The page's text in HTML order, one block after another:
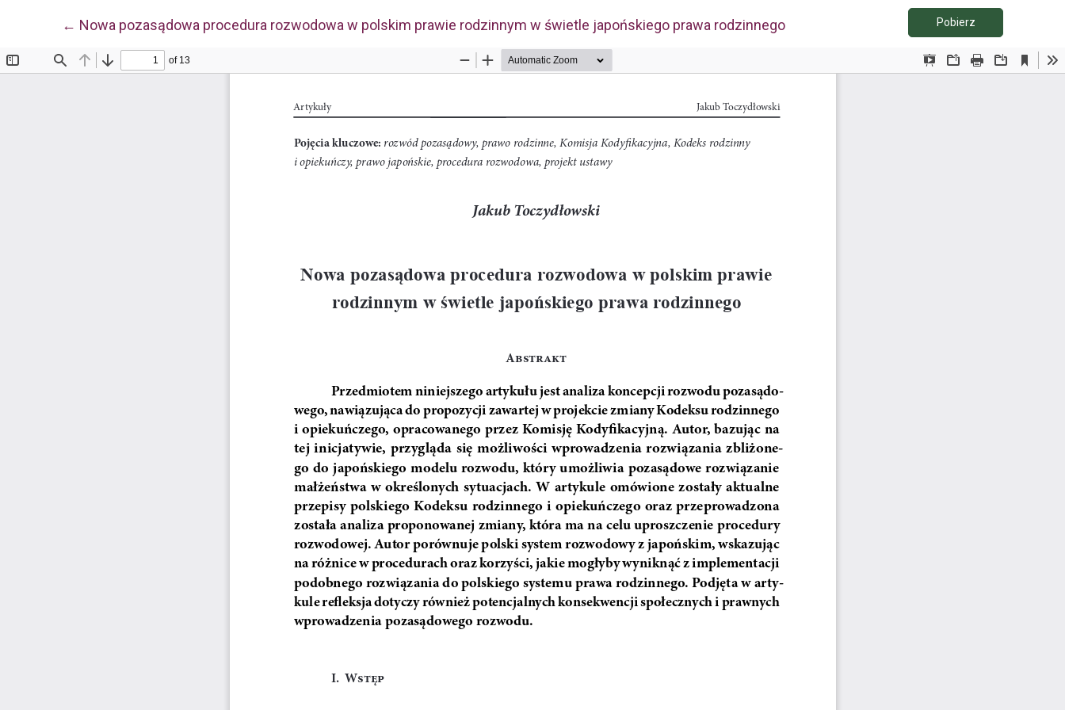
← Wróć do szczegółów artykułu
Nowa pozasądowa procedura rozwodowa w polskim prawie rodzinnym w świetle japońskiego prawa rodzinnego PobierzPobierz PDF